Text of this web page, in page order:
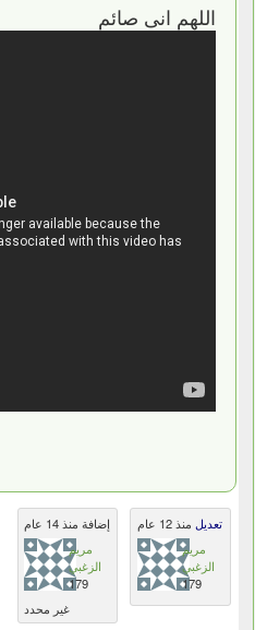
اللهم انى صائم
إضافة منذ 14 عام
مريم
الزغبي
179
غير محدد
تعديل منذ 12 عام
مريم
الزغبي
179